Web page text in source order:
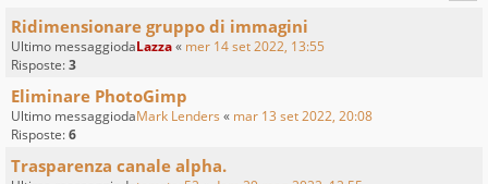
Ridimensionare gruppo di immagini
Ultimo messaggiodaLazza« mer 14 set 2022, 13:55
Risposte:3
Eliminare PhotoGimp
Ultimo messaggiodaMark Lenders « mar 13 set 2022, 20:08
Risposte:6
Trasparenza canale alpha.